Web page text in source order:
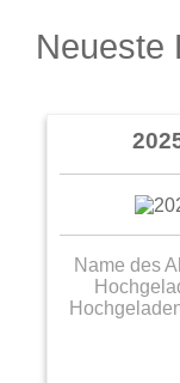
Neueste
Name des